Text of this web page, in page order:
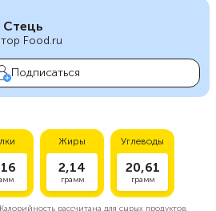
Стець
Food.ru
Подписаться
Жиры
2,14
грамм
Углеводы
20,61
грамм
рассчитана для сырых продуктов.